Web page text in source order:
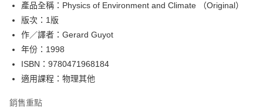
ATM付款
運送方式
每筆NT$60
產品全稱：Physics of Environment and Climate （Original）
版次：1版
作／譯者：Gerard Guyot
年份：1998
ISBN：9780471968184
適用課程：物理其他
銷售重點